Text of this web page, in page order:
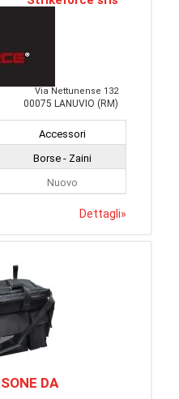
Via Nettunense 132
00075 LANUVIO (RM)
Accessori
Borse - Zaini
Nuovo
Dettagli»
DA